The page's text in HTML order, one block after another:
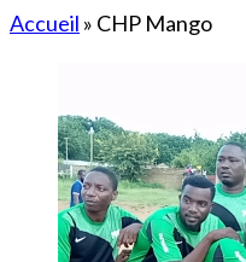
Accueil » CHP Mango